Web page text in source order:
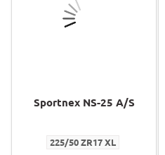
Sportnex NS-25 A/S
225/50 ZR17 XL